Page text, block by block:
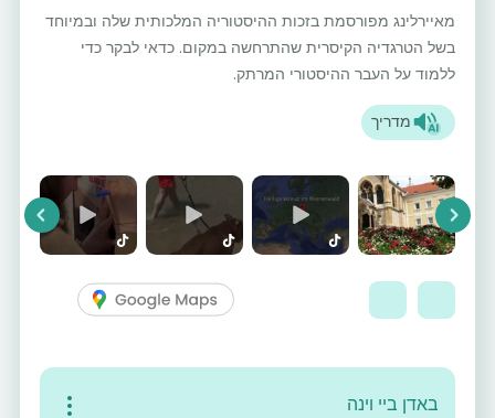
מאיירלינג מפורסמת בזכות ההיסטוריה המלכותית שלה ובמיוחד
בשל הטרגדיה הקיסרית שהתרחשה במקום. כדאי לבקר כדי
ללמוד על העבר ההיסטורי המרתק.
מדריך
Next
באדן ביי וינה